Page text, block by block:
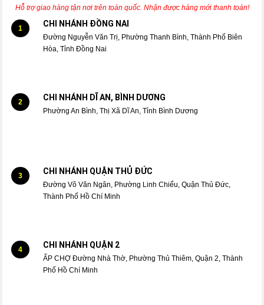
Hỗ trợ giao hàng tận nơi trên toàn quốc. Nhận được hàng mới thanh toán!
1 CHI NHÁNH ĐỒNG NAI
Đường Nguyễn Văn Trị, Phường Thanh Bình, Thành Phố Biên
Hòa, Tỉnh Đồng Nai
2 CHI NHÁNH DĨ AN, BÌNH DƯƠNG
Phường An Bình, Thị Xã Dĩ An, Tỉnh Bình Dương
3 CHI NHÁNH QUẬN THỦ ĐỨC
Đường Võ Văn Ngân, Phường Linh Chiểu, Quận Thủ Đức,
Thành Phố Hồ Chí Minh
4 CHI NHÁNH QUẬN 2
ẤP CHỢ Đường Nhà Thờ, Phường Thủ Thiêm, Quận 2, Thành
Phố Hồ Chí Minh